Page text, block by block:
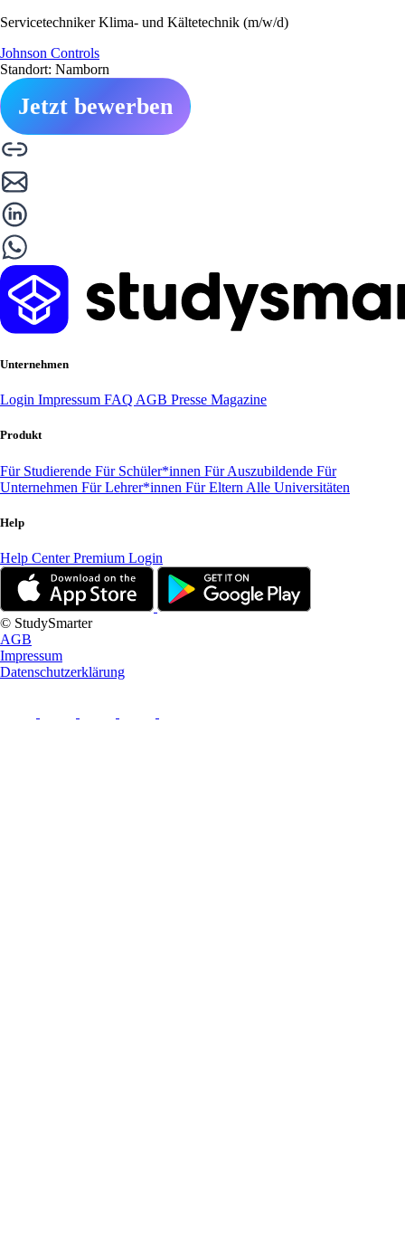
Servicetechniker Klima- und Kältetechnik (m/w/d)
Johnson Controls
Standort: Namborn
Jetzt bewerben
Unternehmen
Login Impressum FAQ AGB Presse Magazine
Produkt
Für Studierende Für Schüler*innen Für Auszubildende Für
Unternehmen Für Lehrer*innen Für Eltern Alle Universitäten
Help
Help CenterPremium Login
© StudySmarter
AGB
Impressum
Datenschutzerklärung